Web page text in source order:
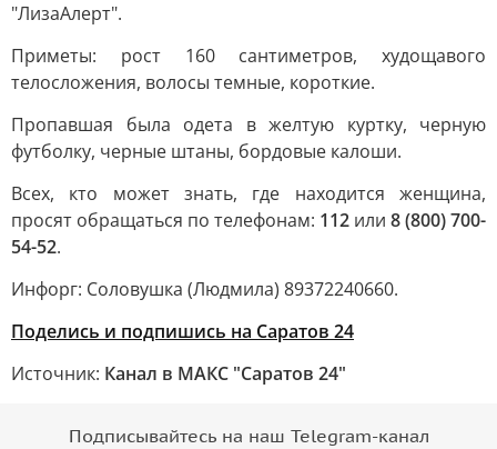
"ЛизаАлерт".
Приметы: рост 160 сантиметров, худощавого
телосложения, волосы темные, короткие.
Пропавшая была одета в желтую куртку, черную
футболку, черные штаны, бордовые калоши.
Всех, кто может знать, где находится женщина,
просят обращаться по телефонам: 112 или 8 (800) 700-
54-52.
Инфорг: Соловушка (Людмила) 89372240660.
Поделись и подпишись на Саратов 24
Источник: Канал в МАКС "Саратов 24"
Подписывайтесь на наш Telegram-канал